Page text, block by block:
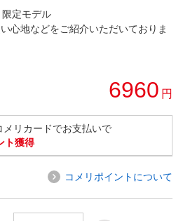
定モデル
心地などをご紹介いただいておりま
6960 円
リカードでお支払いで
ト獲得
コメリポイントについて